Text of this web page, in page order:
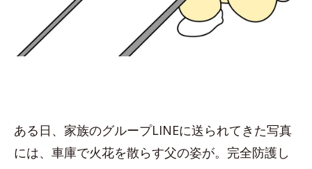
ある日、家族のグループLINEに送られてきた写真
には、車庫で火花を散らす父の姿が。完全防護し